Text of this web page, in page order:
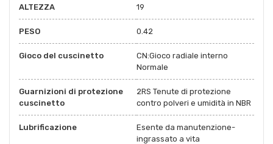
ALTEZZA 19
PESO 0.42
Gioco del cuscinetto
CN:Gioco radiale interno
Normale
Guarnizioni di protezione
cuscinetto
2RS Tenute di protezione
contro polveri e umidità in NBR
Lubrificazione
Esente da manutenzione-
ingrassato a vita